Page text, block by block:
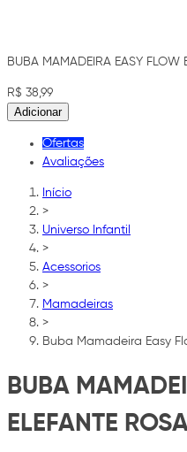
BUBA MAMADEIRA EASY FLOW
R$ 38,99
Adicionar
Ofertas
Avaliações
Início
>
Universo Infantil
>
Acessorios
>
Mamadeiras
>
Buba Mamadeira Easy
BUBA
ELEFANTE